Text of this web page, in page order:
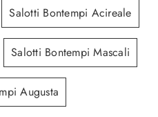
Salotti Bontempi Acireale
Salotti Bontempi Mascali
Augusta